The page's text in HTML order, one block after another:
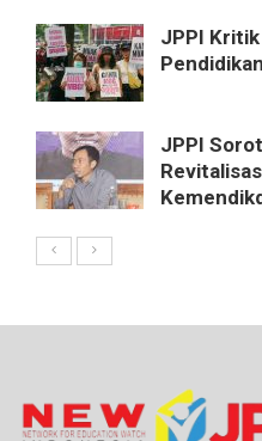
JPPI Kritik
JPPI